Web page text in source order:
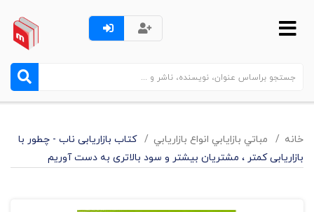
خانه مباتي بازايابي انواع بازاريابي
کتاب بازاریابی ناب - چطور با
بازاریابی کمتر ، مشتریان بیشتر و سود بالاتری به دست آوریم